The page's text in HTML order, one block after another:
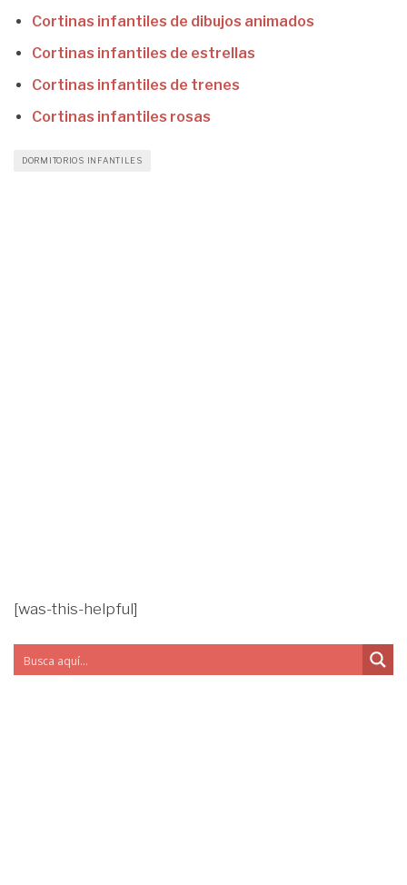
Cortinas infantiles de dibujos animados
Cortinas infantiles de estrellas
Cortinas infantiles de trenes
Cortinas infantiles rosas
DORMITORIOS INFANTILES
[was-this-helpful]